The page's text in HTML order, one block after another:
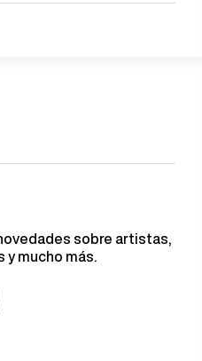
sobre artistas,
mucho más.